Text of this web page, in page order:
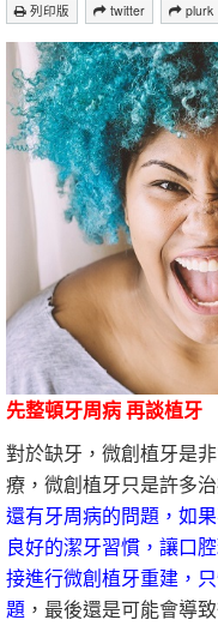
列印版 twitter plurk
先整頓牙周病 再談植牙
對於缺牙，微創植牙是
療，微創植牙只是許多
還有牙周病的問題，如
良好的潔牙習慣，讓口
接進行微創植牙重建，
題 ，最後還是可能會導